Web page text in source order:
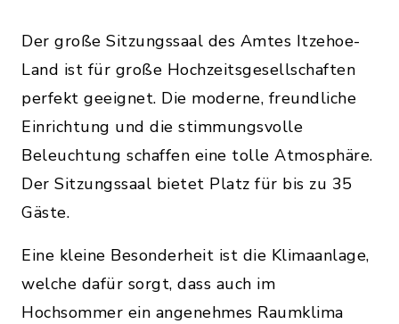
Der große Sitzungssaal des Amtes Itzehoe-
Land ist für große Hochzeitsgesellschaften
perfekt geeignet. Die moderne, freundliche
Einrichtung und die stimmungsvolle
Beleuchtung schaffen eine tolle Atmosphäre.
Der Sitzungssaal bietet Platz für bis zu 35
Gäste.
Eine kleine Besonderheit ist die Klimaanlage,
welche dafür sorgt, dass auch im
Hochsommer ein angenehmes Raumklima